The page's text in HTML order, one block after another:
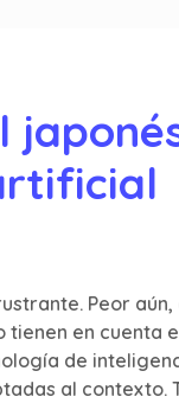
Peor aún,
en cuenta
de
al contexto.